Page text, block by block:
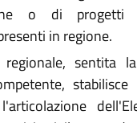
o di progetti
in regione.
sentita